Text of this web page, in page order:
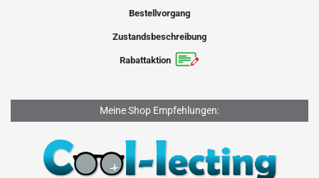
Bestellvorgang
Zustandsbeschreibung
Rabattaktion
Meine Shop Empfehlungen: